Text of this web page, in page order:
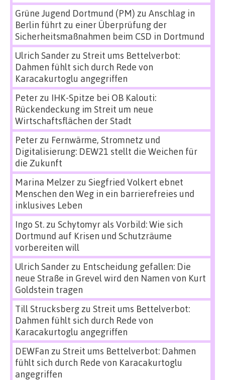
Grüne Jugend Dortmund (PM) zu Anschlag in
Berlin führt zu einer Überprüfung der
Sicherheitsmaßnahmen beim CSD in Dortmund
Ulrich Sanderzu Streit ums Bettelverbot:
Dahmen fühlt sich durch Rede von
Karacakurtoglu angegriffen
Peterzu IHK-Spitze bei OB Kalouti:
Rückendeckung im Streit um neue
Wirtschaftsflächen der Stadt
Peterzu Fernwärme, Stromnetz und
Digitalisierung: DEW21 stellt die Weichen für
die Zukunft
Marina Melzerzu Siegfried Volkert ebnet
Menschen den Weg in ein barrierefreies und
inklusives Leben
Ingo St.zu Schytomyr als Vorbild: Wie sich
Dortmund auf Krisen und Schutzräume
vorbereiten will
Ulrich Sanderzu Entscheidung gefallen: Die
neue Straße in Grevel wird den Namen von Kurt
Goldstein tragen
Till Strucksbergzu Streit ums Bettelverbot:
Dahmen fühlt sich durch Rede von
Karacakurtoglu angegriffen
DEWFan zu Streit ums Bettelverbot: Dahmen
fühlt sich durch Rede von Karacakurtoglu
angegriffen